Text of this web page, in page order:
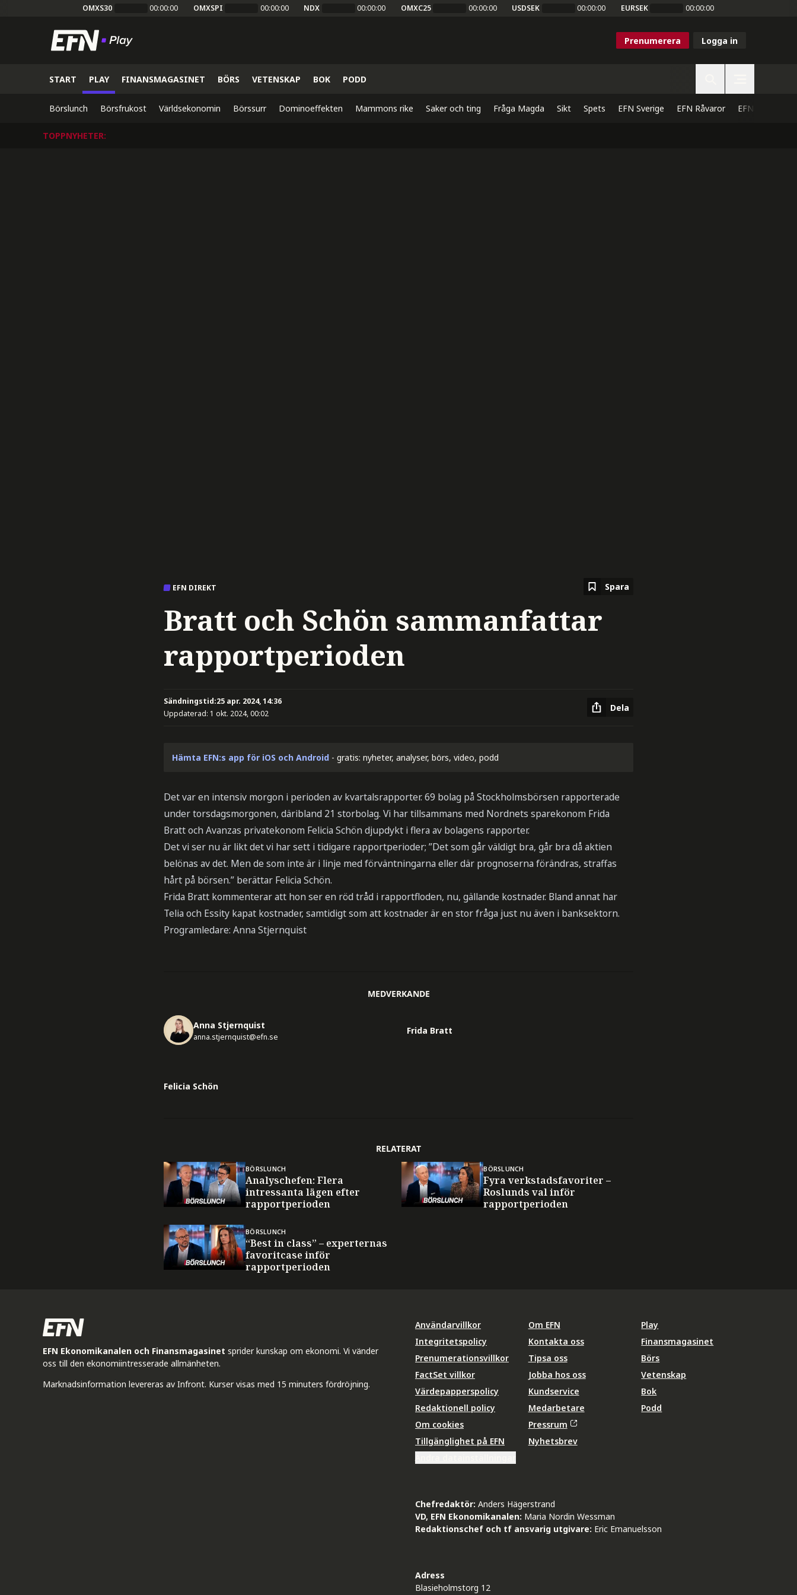
OMXS30 00:00:00 OMXSPI 00:00:00 NDX 00:00:00 OMXC25 00:00:00 USDSEK 00:00:00 EURSEK 00:00:00
Prenumerera Logga in
START PLAY FINANSMAGASINET BÖRS VETENSKAP BOK PODD
Börslunch Börsfrukost Världsekonomin Börssurr Dominoeffekten Mammons rike Saker och ting Fråga Magda Sikt Spets EFN Sverige EFN Råvaror EFN Direkt
TOPPNYHETER:
EFN DIREKT Spara
Bratt och Schön sammanfattar
rapportperioden
Sändningstid:25 apr. 2024, 14:36
Uppdaterad: 1 okt. 2024, 00:02
Dela
Hämta EFN:s app för iOS och Android - gratis: nyheter, analyser, börs, video, podd
Det var en intensiv morgon i perioden av kvartalsrapporter. 69 bolag på Stockholmsbörsen rapporterade
under torsdagsmorgonen, däribland 21 storbolag. Vi har tillsammans med Nordnets sparekonom Frida
Bratt och Avanzas privatekonom Felicia Schön djupdykt i flera av bolagens rapporter.
Det vi ser nu är likt det vi har sett i tidigare rapportperioder; ”Det som går väldigt bra, går bra då aktien
belönas av det. Men de som inte är i linje med förväntningarna eller där prognoserna förändras, straffas
hårt på börsen.” berättar Felicia Schön.
Frida Bratt kommenterar att hon ser en röd tråd i rapportfloden, nu, gällande kostnader. Bland annat har
Telia och Essity kapat kostnader, samtidigt som att kostnader är en stor fråga just nu även i banksektorn.
Programledare: Anna Stjernquist
MEDVERKANDE
Anna Stjernquist
anna.stjernquist@efn.se
Frida Bratt
Felicia Schön
RELATERAT
BÖRSLUNCH
Analyschefen: Flera
intressanta lägen efter
rapportperioden
BÖRSLUNCH
Fyra verkstadsfavoriter –
Roslunds val inför
rapportperioden
BÖRSLUNCH
“Best in class” – experternas
favoritcase inför
rapportperioden
EFN Ekonomikanalen och Finansmagasinet sprider kunskap om ekonomi. Vi vänder
oss till den ekonomiintresserade allmänheten.
Marknadsinformation levereras av Infront. Kurser visas med 15 minuters fördröjning.
Användarvillkor
Integritetspolicy
Prenumerationsvillkor
FactSet villkor
Värdepapperspolicy
Redaktionell policy
Om cookies
Tillgänglighet på EFN
Om EFN
Kontakta oss
Tipsa oss
Jobba hos oss
Kundservice
Medarbetare
Pressrum
Nyhetsbrev
Play
Finansmagasinet
Börs
Vetenskap
Bok
Podd
Chefredaktör: Anders Hägerstrand
VD, EFN Ekonomikanalen: Maria Nordin Wessman
Redaktionschef och tf ansvarig utgivare: Eric Emanuelsson
Adress
Blasieholmstorg 12